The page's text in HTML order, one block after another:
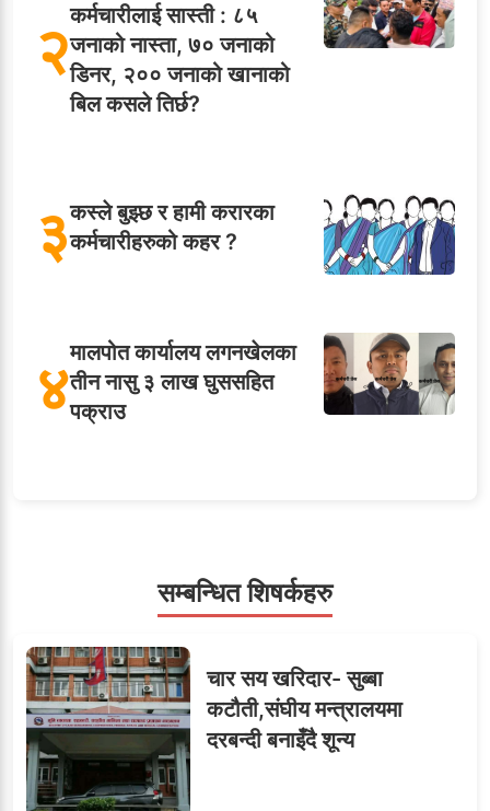
२कर्मचारीलाई सास्ती : ८५
जनाको नास्ता, ७० जनाको
डिनर, २०० जनाको खानाको
बिल कसले तिर्छ?
३कस्ले बुझ्छ र हामी करारका
कर्मचारीहरुको कहर ?
४मालपोत कार्यालय लगनखेलका
तीन नासु ३ लाख घुससहित
पक्राउ
६सहसचिवमा प्रथम भएका
विजयकुमार शर्माको लोकसेवा
टिप्स
सम्बन्धित शिषर्कहरु
चार सय खरिदार- सुब्बा
कटौती,संघीय मन्त्रालयमा
दरबन्दी बनाइँदै शून्य